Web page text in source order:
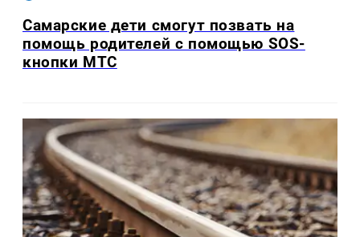
Самарские дети смогут позвать на
помощь родителей с помощью SOS-
кнопки МТС